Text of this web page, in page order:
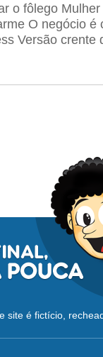
o fôlego
O negócio é
Versão crente
site é fictício,